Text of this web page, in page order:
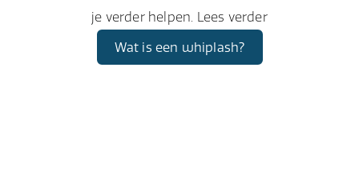
je verder helpen. Lees verder
Wat is een whiplash?